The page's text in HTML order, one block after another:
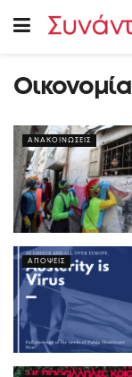
Οικονομία
ΑΝΑΚΟΙΝΩΣΕΙΣ
ΑΠΟΨΕΙΣ